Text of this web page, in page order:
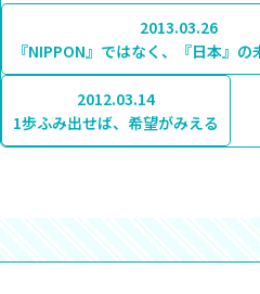
2013.03.26
『NIPPON』ではなく、『日本』の
2012.03.14
1歩ふみ出せば、希望がみえる